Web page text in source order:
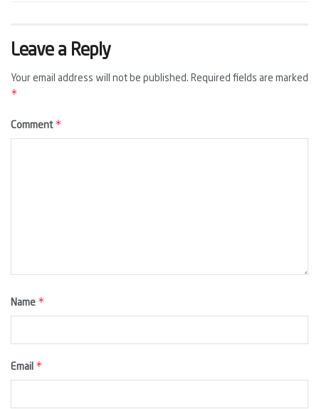
Leave a Reply
Your email address will not be published. Required fields are marked
*
Comment *
Name *
Email *